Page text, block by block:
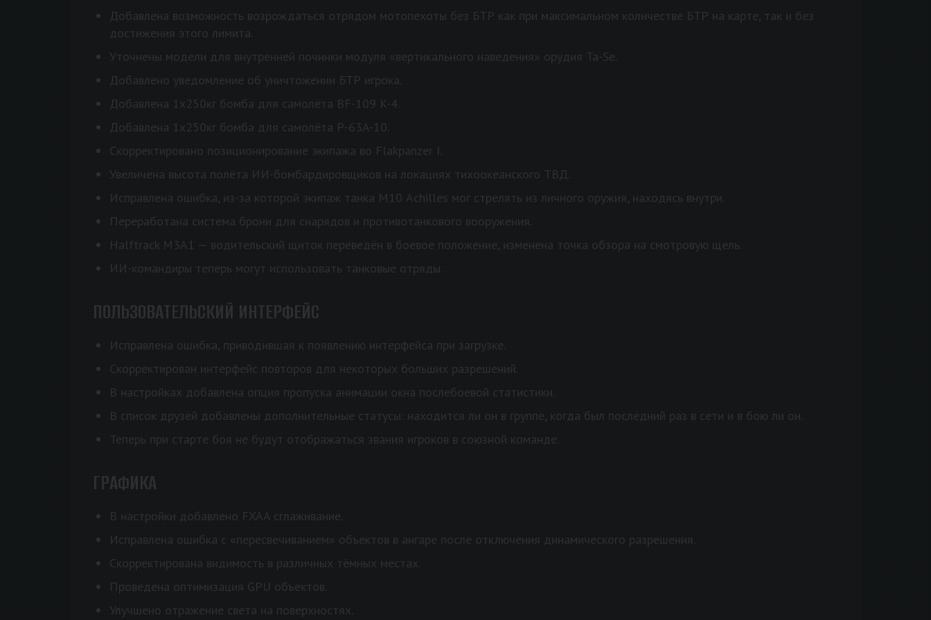
Добавлена возможность возрождаться отрядом мотопехоты без БТР как при максимальном количестве БТР на карте, так и без
достижения этого лимита.
Уточнены модели для внутренней починки модуля «вертикального наведения» орудия Ta-Se.
Добавлено уведомление об уничтожении БТР игрока.
Добавлена 1х250кг бомба для самолёта BF-109 K-4.
Добавлена 1х250кг бомба для самолёта P-63A-10.
Скорректировано позиционирование экипажа во Flakpanzer I.
Увеличена высота полёта ИИ-бомбардировщиков на локациях тихоокеанского ТВД.
Исправлена ошибка, из-за которой экипаж танка М10 Achilles мог стрелять из личного оружия, находясь внутри.
Переработана система брони для снарядов и противотанкового вооружения.
Halftrack M3A1 — водительский щиток переведён в боевое положение, изменена точка обзора на смотровую щель.
ИИ-командиры теперь могут использовать танковые отряды.
ПОЛЬЗОВАТЕЛЬСКИЙ ИНТЕРФЕЙС
Исправлена ошибка, приводившая к появлению интерфейса при загрузке.
Скорректирован интерфейс повторов для некоторых больших разрешений.
В настройках добавлена опция пропуска анимации окна послебоевой статистики.
В список друзей добавлены дополнительные статусы: находится ли он в группе, когда был последний раз в сети и в бою ли он.
Теперь при старте боя не будут отображаться звания игроков в союзной команде.
ГРАФИКА
В настройки добавлено FXAA сглаживание.
Исправлена ошибка с «пересвечиванием» объектов в ангаре после отключения динамического разрешения.
Скорректирована видимость в различных тёмных местах.
Проведена оптимизация GPU объектов.
Улучшено отражение света на поверхностях.